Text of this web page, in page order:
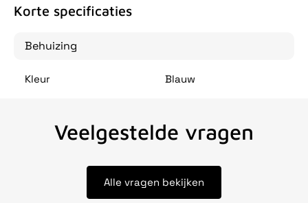
Korte specificaties
Behuizing
Kleur Blauw
Veelgestelde vragen
Alle vragen bekijken